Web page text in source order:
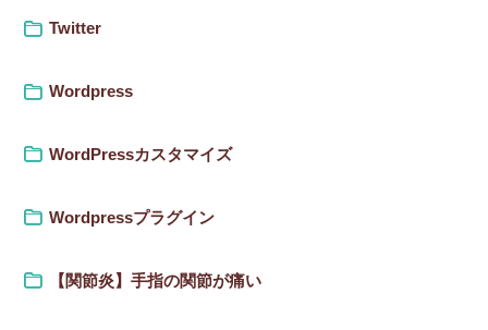
Twitter
Wordpress
WordPressカスタマイズ
Wordpressプラグイン
【関節炎】手指の関節が痛い